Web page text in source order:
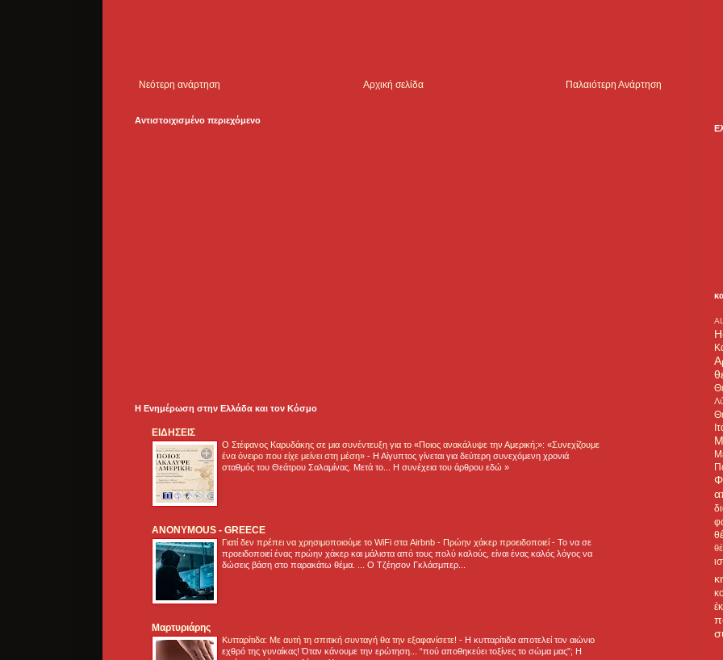
Νεότερη ανάρτηση Παλαιότερη Ανάρτηση
Αρχική σελίδα
Αντιστοιχισμένο περιεχόμενο
Η Ενημέρωση στην Ελλάδα και τoν Κόσμο
ΕΙΔΗΣΕΙΣ
Ο Στέφανος Καρυδάκης σε μια συνέντευξη για το «Ποιος ανακάλυψε την Αμερική;»: «Συνεχίζουμε
ένα όνειρο που είχε μείνει στη μέση» - Η Αίγυπτος γίνεται για δεύτερη συνεχόμενη χρονιά
σταθμός του Θεάτρου Σαλαμίνας. Μετά το... Η συνέχεια του άρθρου εδώ »
ANONYMOUS - GREECE
Γιατί δεν πρέπει να χρησιμοποιούμε το WiFi στα Airbnb - Πρώην χάκερ προειδοποιεί- Το να σε
προειδοποιεί ένας πρώην χάκερ και μάλιστα από τους πολύ καλούς, είναι ένας καλός λόγος να
δώσεις βάση στο παρακάτω θέμα. ... Ο Τζέησον Γκλάσμπερ...
Μαρτυριάρης
Κυτταρίτιδα: Με αυτή τη σπιτική συνταγή θα την εξαφανίσετε! - H κυτταρίτιδα αποτελεί τον αιώνιο
εχθρό της γυναίκας! Όταν κάνουμε την ερώτηση... “πού αποθηκεύει τοξίνες το σώμα μας”; Η